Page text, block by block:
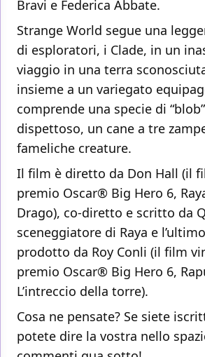
Bravi e Federica Abbate.
Strange World segue una
di esploratori, i Clade, in un
viaggio in una terra
insieme a un variegato
comprende una specie di
dispettoso, un cane a tre
fameliche creature.
Il film è diretto da Don Hall (il
premio Oscar® Big Hero 6,
Drago), co-diretto e scritto da
sceneggiatore di Raya e
prodotto da Roy Conli (il film
premio Oscar® Big Hero 6,
L’intreccio della torre).
Cosa ne pensate? Se siete
potete dire la vostra nello